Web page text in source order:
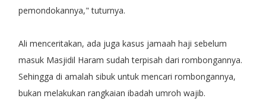
pemondokannya," tuturnya.
Ali menceritakan, ada juga kasus jamaah haji sebelum
masuk Masjidil Haram sudah terpisah dari rombongannya.
Sehingga di amalah sibuk untuk mencari rombongannya,
bukan melakukan rangkaian ibadah umroh wajib.